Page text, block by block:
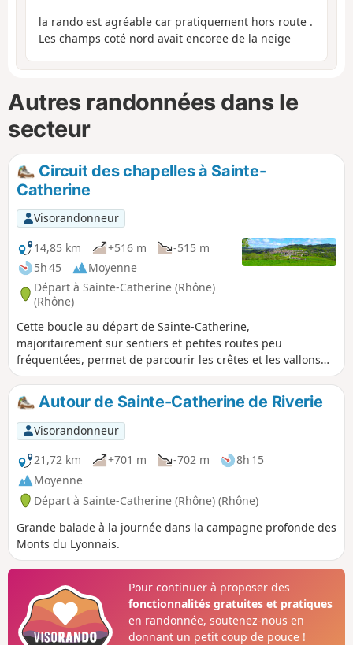
la rando est agréable car pratiquement hors route .
Les champs coté nord avait encoree de la neige
Autres randonnées dans le
secteur
Circuit des chapelles à Sainte-
Catherine
Visorandonneur
14,85 km
+516 m
-515 m
5h 45
Moyenne
Départ à Sainte-Catherine (Rhône)
(Rhône)
Cette boucle au départ de Sainte-Catherine,
majoritairement sur sentiers et petites routes peu
fréquentées, permet de parcourir les crêtes et les vallons
des Monts du Lyonnais, et découvrir les Chapelles Saint-
Apollinaire et Saint-Pierre. Belles vues sur la vallée du
Rhône, le Massif du Pilat et les Alpes par temps clair.
Autour de Sainte-Catherine de Riverie
Visorandonneur
21,72 km
+701 m -702 m
8h 15
Moyenne
Départ à Sainte-Catherine (Rhône) (Rhône)
Grande balade à la journée dans la campagne profonde des
Monts du Lyonnais.
Pour continuer à proposer des
fonctionnalités gratuites et pratiques
en randonnée, soutenez-nous en
donnant un petit coup de pouce !